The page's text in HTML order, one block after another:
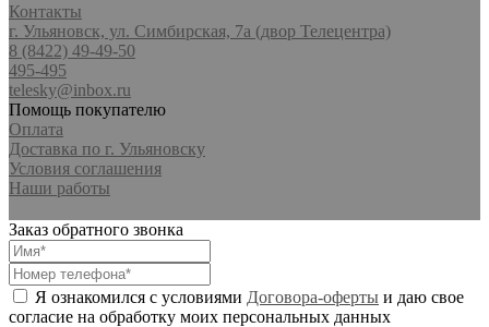
Контакты
г. Ульяновск, ул. Симбирская, 7а (двор Телецентра)
8 (8422) 49-49-50
495-495
telesky@inbox.ru
Помощь покупателю
Оплата
Доставка по г. Ульяновску
Условия соглашения
Наши работы
Заказ обратного звонка
Я ознакомился с условиями Договора-оферты и даю свое
согласие на обработку моих персональных данных